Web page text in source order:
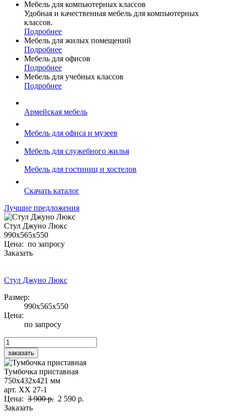
Мебель для компьютерных классов
Удобная и качественная мебель для компьютерных
классов.
Подробнее
Мебель для жилых помещений
Подробнее
Мебель для офисов
Подробнее
Мебель для учебных классов
Подробнее
Армейская мебель
Мебель для офиса и музеев
Мебель для служебного жилья
Мебель для гостиниц и хостелов
Скачать каталог
Лучшие предложения
Стул Джуно Люкс
990х565х550
Цена: по запросу
Заказать
Стул Джуно Люкс
Размер:
990х565х550
Цена:
по запросу
Тумбочка приставная
750х432х421 мм
арт. ХХ 27-1
Цена: 3 900 р. 2 590 р.
Заказать